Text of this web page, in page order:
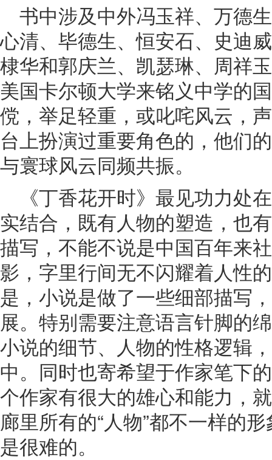
书中涉及中外冯玉祥、万德
心清、毕德生、恒安石、史迪
棣华和郭庆兰、凯瑟琳、周祥
美国卡尔顿大学来铭义中学的
傥，举足轻重，或叱咤风云，
台上扮演过重要角色的，他们
与寰球风云同频共振。
《丁香花开时》最见功力处
实结合，既有人物的塑造，也
描写，不能不说是中国百年来
影，字里行间无不闪耀着人性
是，小说是做了一些细部描写
展。特别需要注意语言针脚的
小说的细节、人物的性格逻辑
中。同时也寄希望于作家笔下
个作家有很大的雄心和能力，
廊里所有的“人物”都不一样的
是很难的。